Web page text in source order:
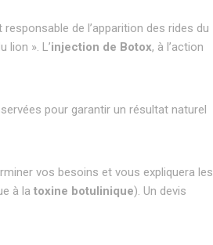
de l’apparition des rides du
lion ». L’injection de Botox, à l’action
pour garantir un résultat naturel
vos besoins et vous expliquera les
à la toxine botulinique). Un devis